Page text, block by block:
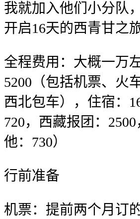
我就加入他们小分队
开启16天的西青甘之
全程费用：大概一万
5200（包括机票、火
西北包车），住宿：
720，西藏报团：
他：730）
行前准备
机票：提前两个月订